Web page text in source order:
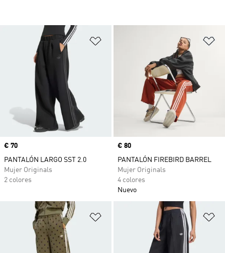
Añadir a la lista de deseos
Precio
€ 70
PANTALÓN LARGO SST 2.0
Mujer Originals
2 colores
Precio
€ 80
PANTALÓN FIREBIRD BARREL
Mujer Originals
4 colores
Nuevo
Añadir a la lista de deseos